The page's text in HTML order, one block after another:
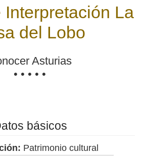
Interpretación La
del Lobo
Asturias
• • • • •
básicos
Patrimonio cultural